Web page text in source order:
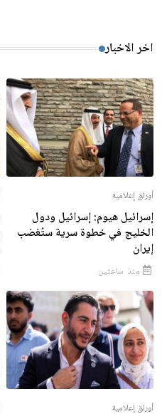
اخر الاخبار
أوراق إعلامية
إسرائيل هيوم: إسرائيل ودول
الخليج في خطوة سرية ستُغضب
إيران
منذ ساعتين
أوراق إعلامية